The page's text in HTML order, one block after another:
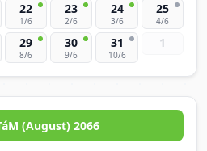
22
1/6
23
2/6
24
3/6
25
4/6
29
8/6
30
9/6
31
10/6
1
(August) 2066